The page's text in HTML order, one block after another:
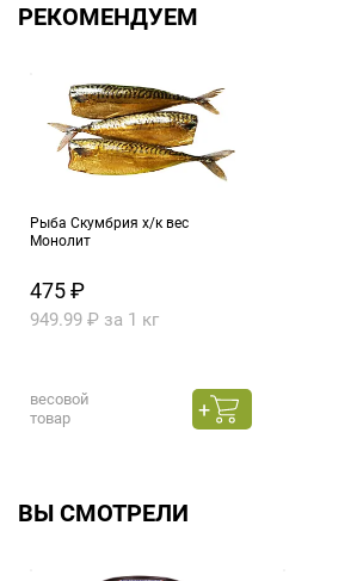
РЕКОМЕНДУЕМ
Рыба Скумбрия х/к вес
Монолит
475 ₽
949.99 ₽ за 1 кг
весовой
товар
ВЫ СМОТРЕЛИ